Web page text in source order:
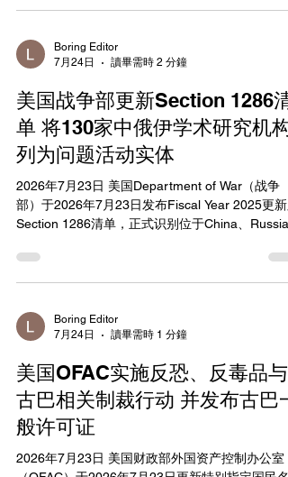
Persons List，SDN List）中移除84名个人和实体
决了18组重复条目，旨在确保美国制裁措施保持精
准、有效，并与美国经济、外交政策和国家安全优
包括已故个人、已解散实体，以及制裁超过20年且
缺乏足够合规信息的目标。所有移除均经过跨部门
审查，确认不会损害美国外交政策或国家安全利
益。此外，OFAC于2026年6月29日推出在线“重新
审议门户”（Reconsideration Portal），以简化除
申请流程，并为提交申请提供指导。 在名单更新
面，OFAC合并了多组重复条目，涉及俄罗斯相关
Boring Editor
7月24日
讀畢需時 2 分鐘
美国战争部更新Section 1286清
单 将130家中俄伊学术研究机构
列为问题活动实体
2026年7月23日 美国Department of War（战争
部）于2026年7月23日发布Fiscal Year 2025更新
Section 1286清单，正式识别位于China、Russia
activities”（问题活动），以应对未经授权的技术转
让。该清单依据FY2019 National Defense
国纳税人资助的研究与开发成果不被对手国家挪
用，防止对抗性政府干预威胁美国国家安全与科学
Engineering Emil Michael强调，战争部正加强保
纳税人资助研究的承诺。自FY2026起，战争部禁
使用任何资金开展与清单实体合作的基础研究，包
括拨款、合同或其他援助，并禁止使用清单实体设
备或与其员工合作。 清单覆盖中国、俄罗斯和伊
的学术与研究机构。中国方面包括大量军事相关院
Boring Editor
7月24日
讀畢需時 1 分鐘
美国OFAC实施反恐、反毒品与
古巴相关制裁行动 并发布古巴一
般许可证
2026年7月23日 美国财政部外国资产控制办公室